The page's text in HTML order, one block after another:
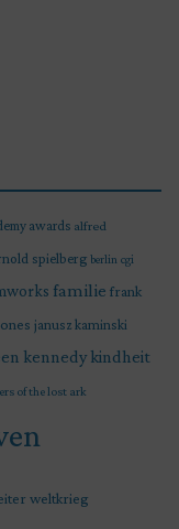
awards alfred
spielberg berlin cgi
familie frank
janusz kaminski
kennedy kindheit
of the lost ark
weltkrieg